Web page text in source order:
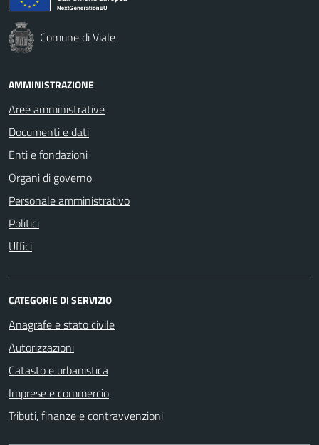
Comune di Viale
AMMINISTRAZIONE
Aree amministrative
Documenti e dati
Enti e fondazioni
Organi di governo
Personale amministrativo
Politici
Uffici
CATEGORIE DI SERVIZIO
Anagrafe e stato civile
Autorizzazioni
Catasto e urbanistica
Imprese e commercio
Tributi, finanze e contravvenzioni